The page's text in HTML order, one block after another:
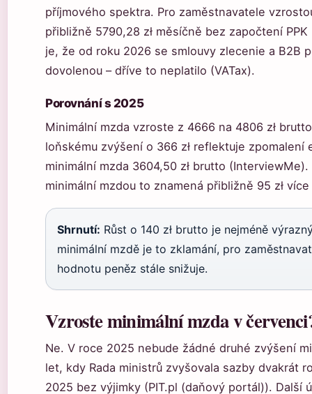
příjmového spektra. Pro zaměstnavatele
přibližně 5790,28 zł měsíčně bez započtení
je, že od roku 2026 se smlouvy zlecenie a B2B
dovolenou – dříve to neplatilo (VATax).
Porovnání s 2025
Minimální mzda vzroste z 4666 na 4806 zł
loňskému zvýšení o 366 zł reflektuje
minimální mzda 3604,50 zł brutto
minimální mzdou to znamená přibližně 95 zł
Shrnutí: Růst o 140 zł brutto je nejméně
minimální mzdě je to zklamání, pro
hodnotu peněz stále snižuje.
Vzroste minimální mzda v
Ne. V roce 2025 nebude žádné druhé zvýšení
let, kdy Rada ministrů zvyšovala sazby dvakrát
2025 bez výjimky (PIT.pl (daňový portál)). Další